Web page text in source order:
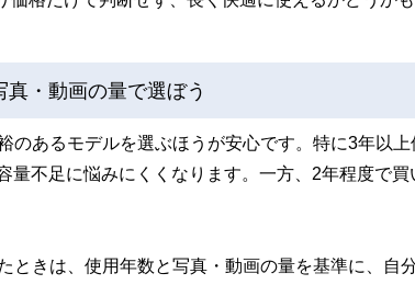
・動画の量で選ぼう
のあるモデルを選ぶほうが安心です。特に3年以
量不足に悩みにくくなります。一方、2年程度で
ときは、使用年数と写真・動画の量を基準に、自